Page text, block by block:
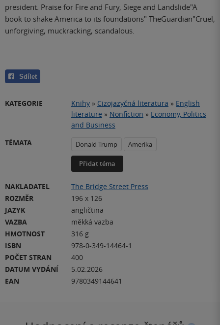
president. Praise for Fire and Fury, Siege and Landslide"A
book to shake America to its foundations" TheGuardian"Cruel,
unforgiving, muckracking, scandalous.
Sdílet
KATEGORIE Knihy » Cizojazyčná literatura » English
literature » Nonfiction » Economy, Politics
and Business
TÉMATA
Donald Trump Amerika
Přidat téma
NAKLADATEL
The Bridge Street Press
ROZMĚR
196 x 126
JAZYK
angličtina
VAZBA
měkká vazba
HMOTNOST
316 g
ISBN
978-0-349-14464-1
POČET STRAN
400
DATUM VYDÁNÍ
5.02.2026
EAN
9780349144641